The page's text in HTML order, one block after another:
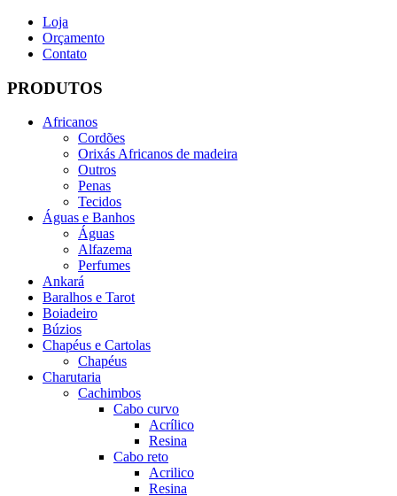
Loja
Orçamento
Contato
PRODUTOS
Africanos
Cordões
Orixás Africanos de madeira
Outros
Penas
Tecidos
Águas e Banhos
Águas
Alfazema
Perfumes
Ankará
Baralhos e Tarot
Boiadeiro
Búzios
Chapéus e Cartolas
Chapéus
Charutaria
Cachimbos
Cabo curvo
Acrílico
Resina
Cabo reto
Acrilico
Resina